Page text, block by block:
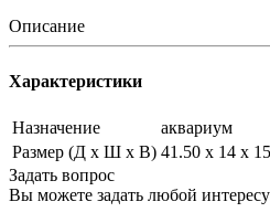
Описание
Характеристики
Назначение
аквариум
Размер (Д х Ш х В) 41.50 х 14 х
Задать вопрос
Вы можете задать любой